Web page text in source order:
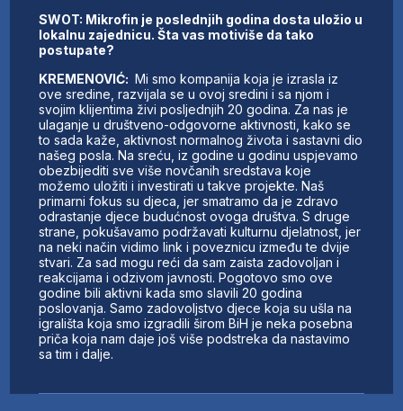
SWOT: Mikrofin je poslednjih godina dosta uložio u
lokalnu zajednicu. Šta vas motiviše da tako
postupate?
KREMENOVIĆ: Mi smo kompanija koja je izrasla iz
ove sredine, razvijala se u ovoj sredini i sa njom i
svojim klijentima živi posljednjih 20 godina. Za nas je
ulaganje u društveno-odgovorne aktivnosti, kako se
to sada kaže, aktivnost normalnog života i sastavni dio
našeg posla. Na sreću, iz godine u godinu uspjevamo
obezbijediti sve više novčanih sredstava koje
možemo uložiti i investirati u takve projekte. Naš
primarni fokus su djeca, jer smatramo da je zdravo
odrastanje djece budućnost ovoga društva. S druge
strane, pokušavamo podržavati kulturnu djelatnost, jer
na neki način vidimo link i poveznicu između te dvije
stvari. Za sad mogu reći da sam zaista zadovoljan i
reakcijama i odzivom javnosti. Pogotovo smo ove
godine bili aktivni kada smo slavili 20 godina
poslovanja. Samo zadovoljstvo djece koja su ušla na
igrališta koja smo izgradili širom BiH je neka posebna
priča koja nam daje još više podstreka da nastavimo
sa tim i dalje.